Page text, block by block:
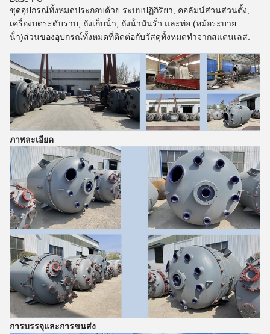
ชุดอุปกรณ์ทั้งหมดประกอบด้วย ระบบปฏิกิริยา, คอลัมน์ส่วนส่วนตั้ง,
เครื่องบดระดับราบ, ถังเก็บน้ํา, ถังน้ํามันรั่ว และท่อ (หม้อระบาย
น้ํา)ส่วนของอุปกรณ์ทั้งหมดที่ติดต่อกับวัสดุทั้งหมดทําจากสแตนเลส.
ภาพละเอียด
การบรรจุและการขนส่ง